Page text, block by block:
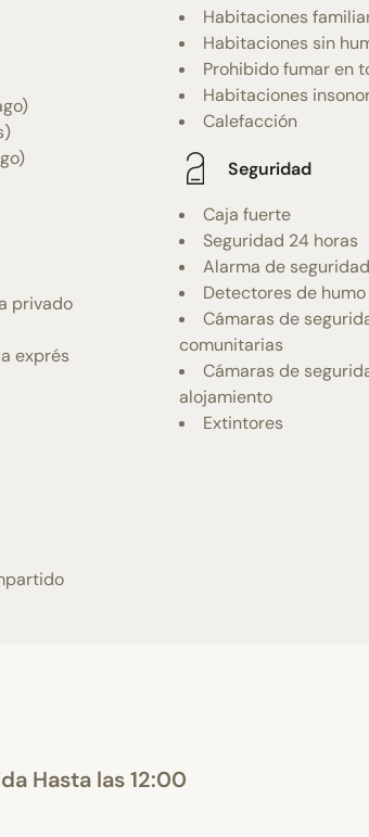
privado
exprés
Habitaciones
Habitaciones sin
Prohibido fumar en
Habitaciones
Calefacción
Seguridad
Caja fuerte
Seguridad 24 horas
Alarma de seguridad
Detectores de humo
Cámaras de
comunitarias
Cámaras de
alojamiento
Extintores
Hasta las 12:00